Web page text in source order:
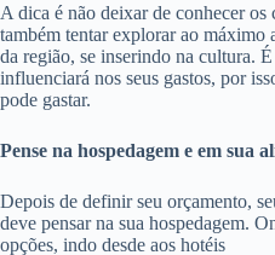
A dica é não deixar de conhecer os
também tentar explorar ao máximo
da região, se inserindo na cultura.
influenciará nos seus gastos, por
pode gastar.
Pense na hospedagem e em sua
Depois de definir seu orçamento,
deve pensar na sua hospedagem.
opções, indo desde aos hotéis